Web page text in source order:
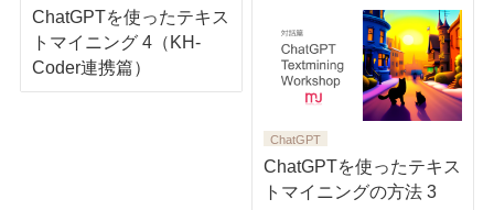
ChatGPTを使ったテキス
トマイニング 4（KH-
Coder連携篇）
ChatGPT
ChatGPTを使ったテキス
トマイニングの方法 3